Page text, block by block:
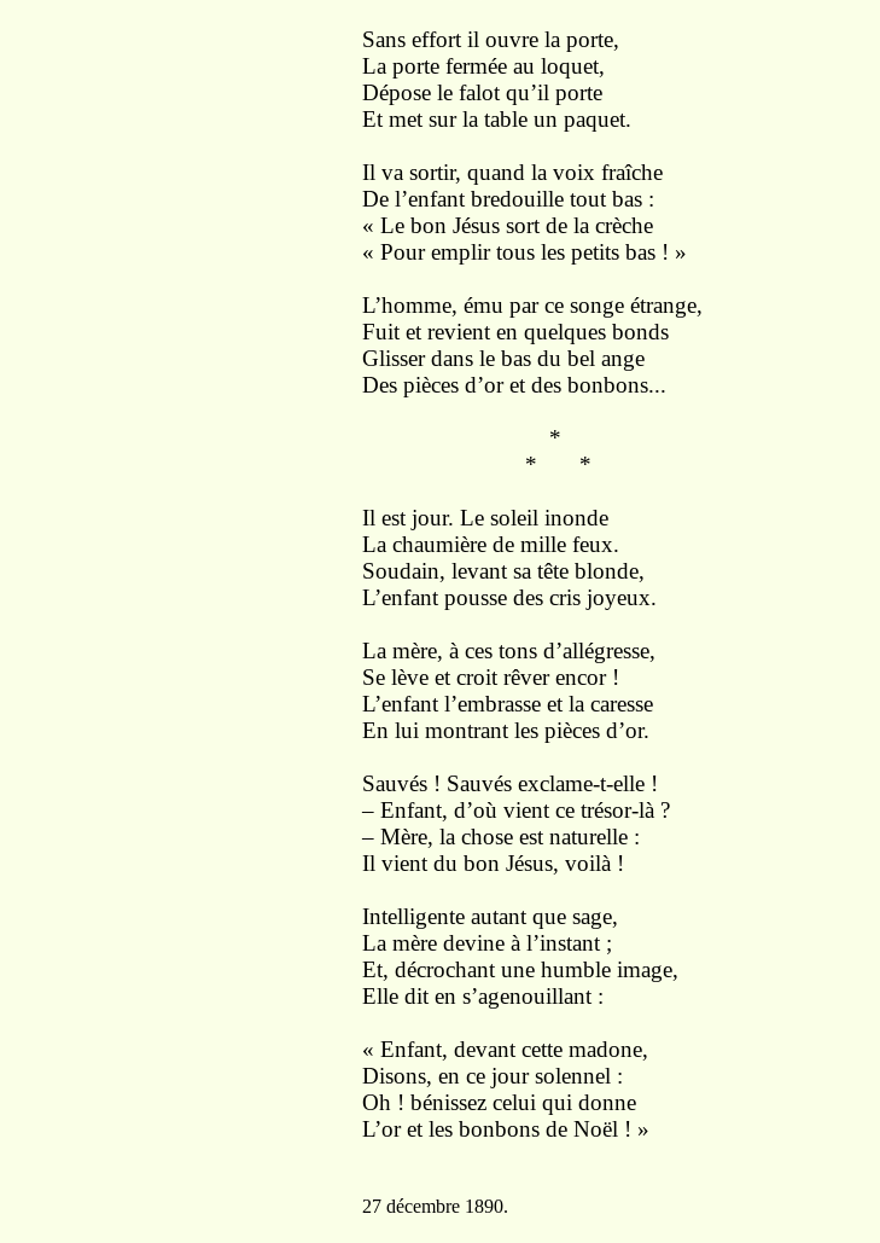
Sans effort il ouvre la porte,
La porte fermée au loquet,
Dépose le falot qu’il porte
Et met sur la table un paquet.
Il va sortir, quand la voix fraîche
De l’enfant bredouille tout bas :
« Le bon Jésus sort de la crèche
« Pour emplir tous les petits bas ! »
L’homme, ému par ce songe étrange,
Fuit et revient en quelques bonds
Glisser dans le bas du bel ange
Des pièces d’or et des bonbons...
*
* *
Il est jour. Le soleil inonde
La chaumière de mille feux.
Soudain, levant sa tête blonde,
L’enfant pousse des cris joyeux.
La mère, à ces tons d’allégresse,
Se lève et croit rêver encor !
L’enfant l’embrasse et la caresse
En lui montrant les pièces d’or.
Sauvés ! Sauvés exclame-t-elle !
– Enfant, d’où vient ce trésor-là ?
– Mère, la chose est naturelle :
Il vient du bon Jésus, voilà !
Intelligente autant que sage,
La mère devine à l’instant ;
Et, décrochant une humble image,
Elle dit en s’agenouillant :
« Enfant, devant cette madone,
Disons, en ce jour solennel :
Oh ! bénissez celui qui donne
L’or et les bonbons de Noël ! »
27 décembre 1890.